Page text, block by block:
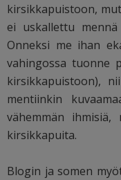
kirsikkapuistoon,
ei uskallettu
Onneksi me ihan
vahingossa tuonne
kirsikkapuistoon),
mentiinkin
vähemmän
kirsikkapuita.
Blogin ja somen